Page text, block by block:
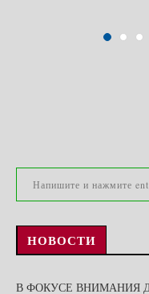
НОВОСТИ
В ФОКУСЕ ВНИМАНИЯ